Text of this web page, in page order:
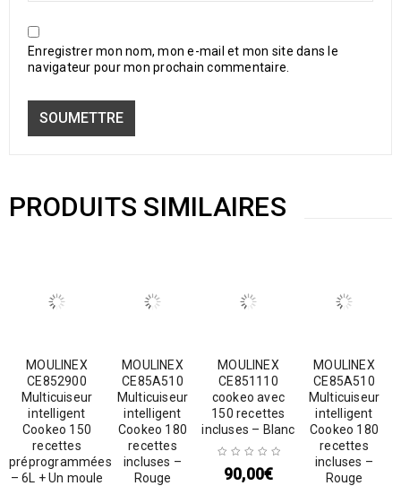
Enregistrer mon nom, mon e-mail et mon site dans le
navigateur pour mon prochain commentaire.
PRODUITS SIMILAIRES
MOULINEX
CE852900
Multicuiseur
intelligent
Cookeo 150
recettes
préprogrammées
– 6L + Un moule
MOULINEX
CE85A510
Multicuiseur
intelligent
Cookeo 180
recettes
incluses –
Rouge
MOULINEX
CE851110
cookeo avec
150 recettes
incluses – Blanc
90,00€
MOULINEX
CE85A510
Multicuiseur
intelligent
Cookeo 180
recettes
incluses –
Rouge